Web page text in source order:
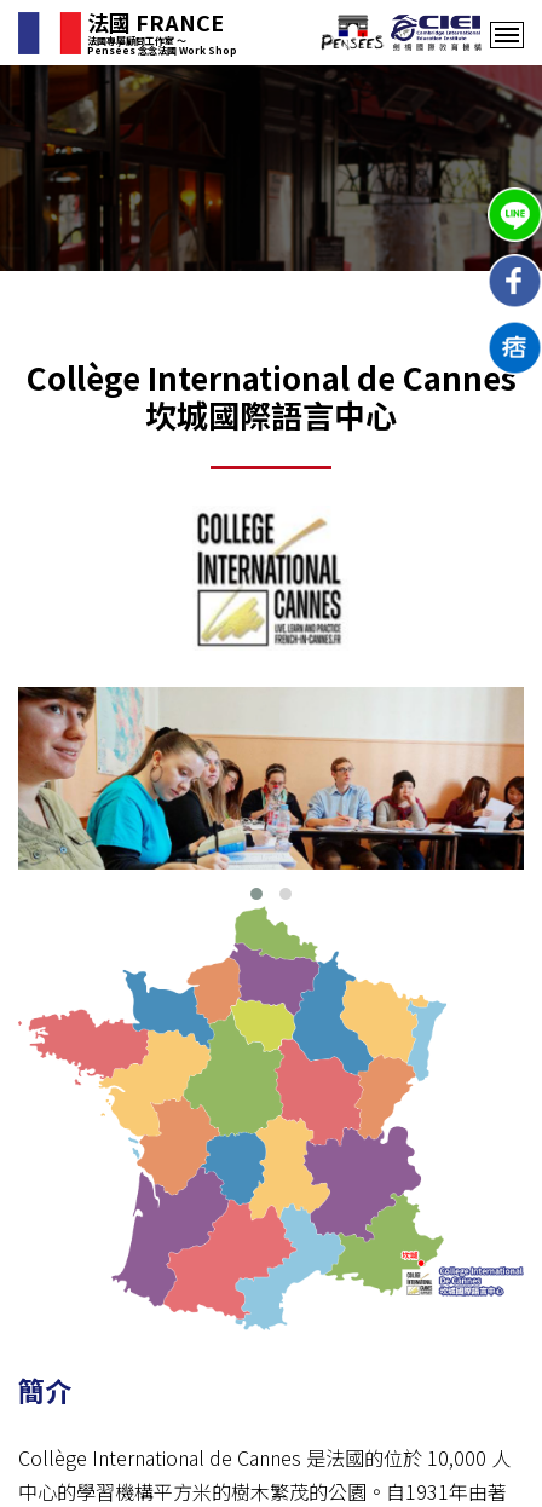
法國 FRANCE
法國專屬顧問工作室 〜
Pensées 念念法國 Work Shop
Collège International de Cannes
坎城國際語言中心
簡介
Collège International de Cannes 是法國的位於 10,000 人
中心的學習機構平方米的樹木繁茂的公園。自1931年由著